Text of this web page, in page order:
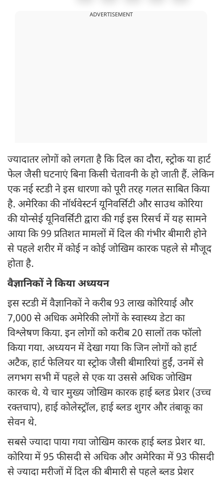
ADVERTISEMENT
ज्यादातर लोगों को लगता है कि दिल का दौरा, स्ट्रोक या हार्ट
फेल जैसी घटनाएं बिना किसी चेतावनी के हो जाती हैं. लेकिन
एक नई स्टडी ने इस धारणा को पूरी तरह गलत साबित किया
है. अमेरिका की नॉर्थवेस्टर्न यूनिवर्सिटी और साउथ कोरिया
की योन्सेई यूनिवर्सिटी द्वारा की गई इस रिसर्च में यह सामने
आया कि 99 प्रतिशत मामलों में दिल की गंभीर बीमारी होने
से पहले शरीर में कोई न कोई जोखिम कारक पहले से मौजूद
होता है.
वैज्ञानिकों ने किया अध्ययन
इस स्टडी में वैज्ञानिकों ने करीब 93 लाख कोरियाई और
7,000 से अधिक अमेरिकी लोगों के स्वास्थ्य डेटा का
विश्लेषण किया. इन लोगों को करीब 20 सालों तक फॉलो
किया गया. अध्ययन में देखा गया कि जिन लोगों को हार्ट
अटैक, हार्ट फेलियर या स्ट्रोक जैसी बीमारियां हुईं, उनमें से
लगभग सभी में पहले से एक या उससे अधिक जोखिम
कारक थे. ये चार मुख्य जोखिम कारक हाई ब्लड प्रेशर (उच्च
रक्तचाप), हाई कोलेस्ट्रॉल, हाई ब्लड शुगर और तंबाकू का
सेवन थे.
सबसे ज्यादा पाया गया जोखिम कारक हाई ब्लड प्रेशर था.
कोरिया में 95 फीसदी से अधिक और अमेरिका में 93 फीसदी
से ज्यादा मरीजों में दिल की बीमारी से पहले ब्लड प्रेशर